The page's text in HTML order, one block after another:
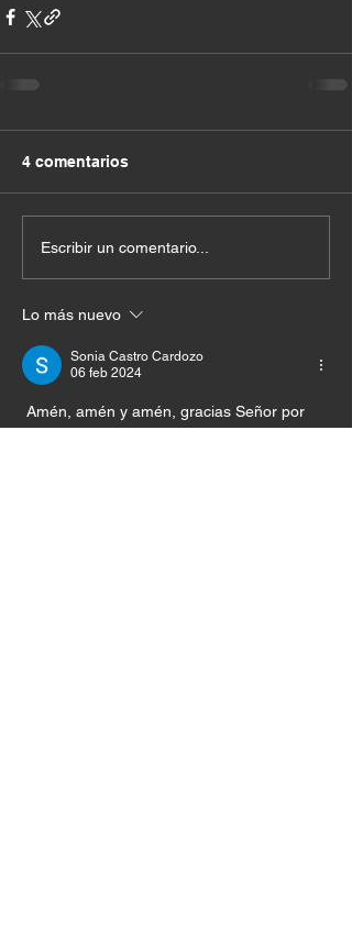
4 comentarios
Escribir un comentario...
Lo más nuevo
Sonia Castro Cardozo
06 feb 2024
ser el UNICO, EL PRIMERO Y EL ULTIMO